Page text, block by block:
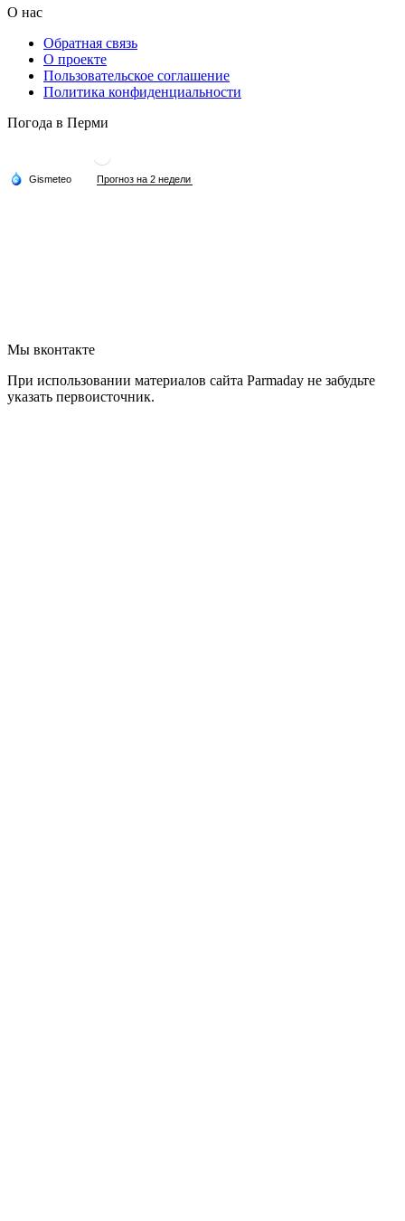
О нас
Обратная связь
О проекте
Пользовательское соглашение
Политика конфиденциальности
Погода в Перми
Мы вконтакте
При использовании материалов сайта Parmaday не забудьте
указать первоисточник.